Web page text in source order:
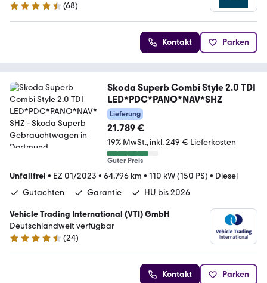
4.7 Sterne
(68)
Kontakt Parken
Skoda Superb Combi Style 2.0 TDI
LED*PDC*PANO*NAV*SHZ
Lieferung
21.789 €
19% MwSt. inkl. 249 € Lieferkosten
Guter Preis
Unfallfrei • EZ 01/2023 • 64.796 km • 110 kW (150 PS) • Diesel
Gutachten
Garantie HU bis 2026
Vehicle Trading International (VTI) GmbH
Deutschlandweit verfügbar
4.4 Sterne
(24)
Kontakt Parken